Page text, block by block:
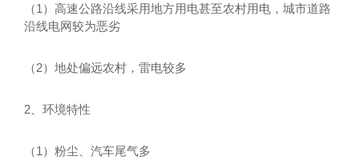
（1）高速公路沿线采用地方用电甚至农村用电，城市道路
沿线电网较为恶劣
（2）地处偏远农村，雷电较多
2、环境特性
（1）粉尘、汽车尾气多